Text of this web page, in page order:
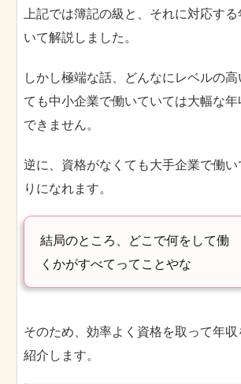
上記では簿記の級と、それに対応す
いて解説しました。
しかし極端な話、どんなにレベルの
ても中小企業で働いていては大幅な
できません。
逆に、資格がなくても大手企業で働
りになれます。
結局のところ、どこで何をして働
くかがすべてってことやな
そのため、効率よく資格を取って年
紹介します。